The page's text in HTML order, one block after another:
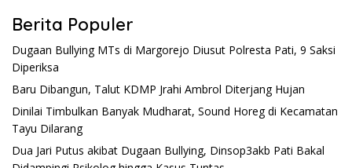
Berita Populer
Dugaan Bullying MTs di Margorejo Diusut Polresta Pati, 9 Saksi
Diperiksa
Baru Dibangun, Talut KDMP Jrahi Ambrol Diterjang Hujan
Dinilai Timbulkan Banyak Mudharat, Sound Horeg di Kecamatan
Tayu Dilarang
Dua Jari Putus akibat Dugaan Bullying, Dinsop3akb Pati Bakal